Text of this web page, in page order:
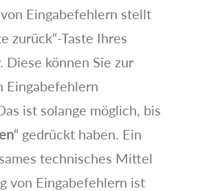
Eingabefehlern stellt
zurück“-Taste Ihres
Diese können Sie zur
Eingabefehlern
ist solange möglich, bis
“ gedrückt haben. Ein
technisches Mittel
von Eingabefehlern ist